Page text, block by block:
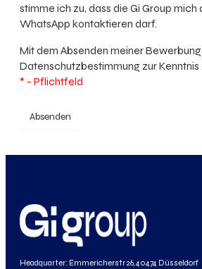
stimme ich zu, dass die Gi Group mich
WhatsApp kontaktieren darf.
Mit dem Absenden meiner
Datenschutzbestimmung zur
* - Pflichtfeld
Absenden
Headquarter: Emmericherstr 26, 40474 Düsseldorf